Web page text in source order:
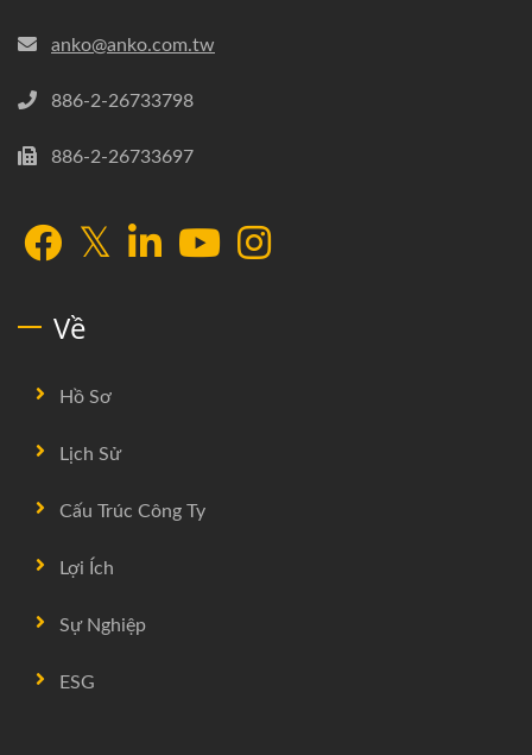
anko@anko.com.tw
886-2-26733798
886-2-26733697
Về
Hồ Sơ
Lịch Sử
Cấu Trúc Công Ty
Lợi Ích
Sự Nghiệp
ESG